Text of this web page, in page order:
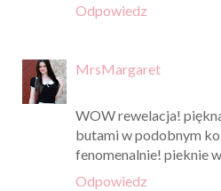
Odpowiedz
MrsMargaret
WOW rewelacja!
butami w podobnym
fenomenalnie! pieknie
Odpowiedz